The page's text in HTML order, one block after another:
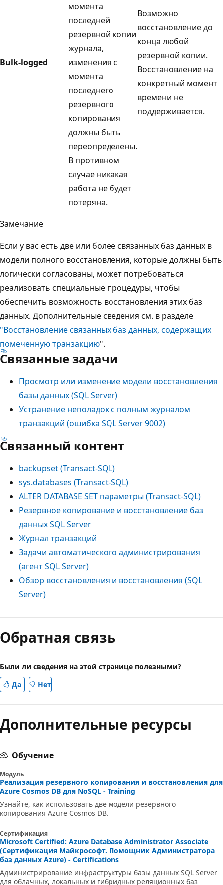
Bulk-logged
момента
последней
резервной копии
журнала,
изменения с
момента
последнего
резервного
копирования
должны быть
переопределены.
В противном
случае никакая
работа не будет
потеряна.
Возможно
восстановление до
конца любой
резервной копии.
Восстановление на
конкретный момент
времени не
поддерживается.
Замечание
Если у вас есть две или более связанных баз данных в
модели полного восстановления, которые должны быть
логически согласованы, может потребоваться
реализовать специальные процедуры, чтобы
обеспечить возможность восстановления этих баз
данных. Дополнительные сведения см. в разделе
"Восстановление связанных баз данных, содержащих
помеченную транзакцию".
Связанные задачи
Просмотр или изменение модели восстановления
базы данных (SQL Server)
Устранение неполадок с полным журналом
транзакций (ошибка SQL Server 9002)
Связанный контент
backupset (Transact-SQL)
sys.databases (Transact-SQL)
ALTER DATABASE SET параметры (Transact-SQL)
Резервное копирование и восстановление баз
данных SQL Server
Журнал транзакций
Задачи автоматического администрирования
(агент SQL Server)
Обзор восстановления и восстановления (SQL
Server)
Обратная связь
Были ли сведения на этой странице полезными?
Да
Нет
Дополнительные ресурсы
Обучение
Модуль
Реализация резервного копирования и восстановления для
Azure Cosmos DB для NoSQL - Training
Узнайте, как использовать две модели резервного
копирования Azure Cosmos DB.
Сертификация
Microsoft Certified: Azure Database Administrator Associate
(Сертификация Майкрософт. Помощник Администратора
баз данных Azure) - Certifications
Администрирование инфраструктуры базы данных SQL Server
для облачных, локальных и гибридных реляционных баз